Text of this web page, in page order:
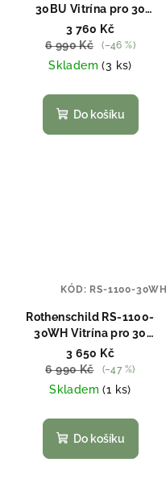
30BU Vitrína pro 30
hodinek
3 760 Kč
6 990 Kč
(–46 %)
Skladem(3 ks)
Do košíku
Rothenschild RS-1100-
30WH Vitrína pro 30
hodinek
3 650 Kč
6 990 Kč
(–47 %)
Skladem(1 ks)
Do košíku
KÓD: RS-1100-30WH